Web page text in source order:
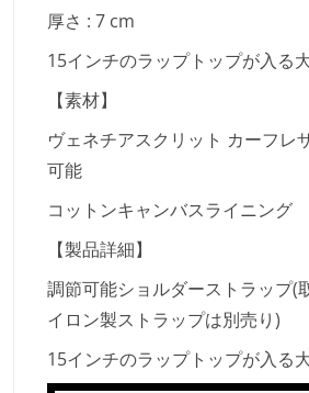
厚さ : 7 cm
15インチのラップトップが入る
【素材】
ヴェネチアスクリット カーフレ
可能
コットンキャンバスライニング
【製品詳細】
調節可能ショルダーストラップ(
イロン製ストラップは別売り)
15インチのラップトップが入る